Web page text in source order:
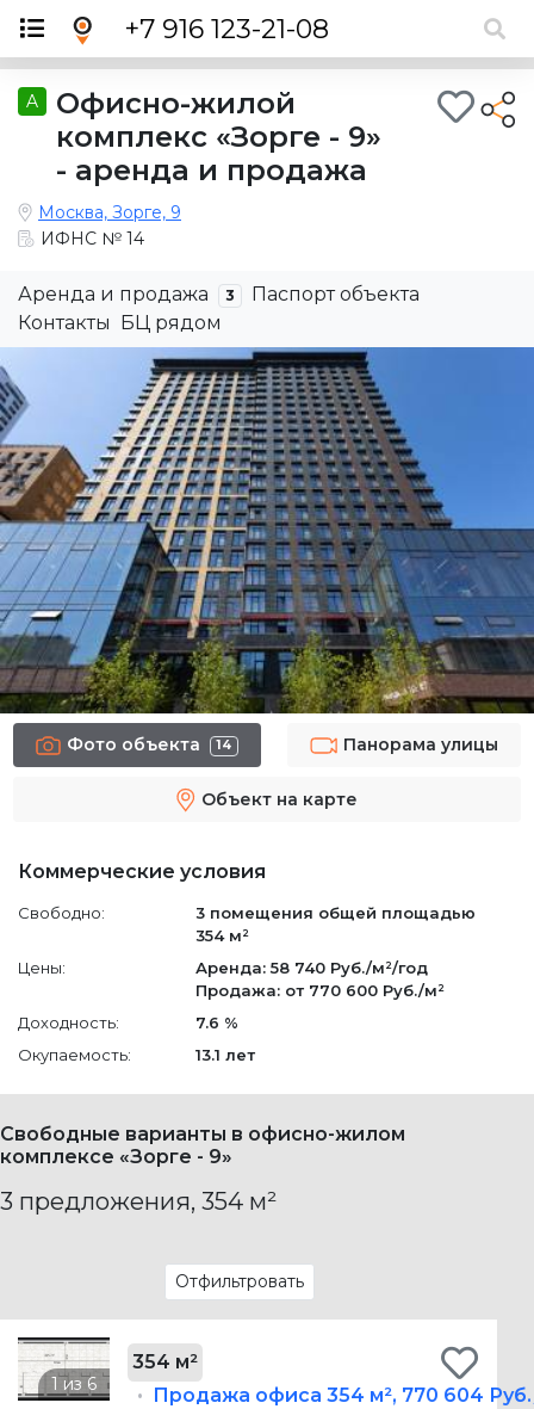
+7 916 123-21-08
A
Офисно-жилой
комплекс «Зорге - 9»
- аренда и продажа
Москва, Зорге, 9
ИФНС № 14
Аренда и продажа 3
Паспорт объекта
Контакты БЦ рядом
Фото объекта 14 Панорама улицы
Объект на карте
Коммерческие условия
Свободно: 3 помещения общей площадью
354 м²
Цены:
Аренда: 58 740 Руб./м²/год
Продажа: от 770 600 Руб./м²
Доходность:
7.6 %
Окупаемость:
13.1 лет
Свободные варианты в офисно-жилом
комплексе «Зорге - 9»
3 предложения, 354 м²
Отфильтровать
354 м²
Продажа офиса354 м², 770 604